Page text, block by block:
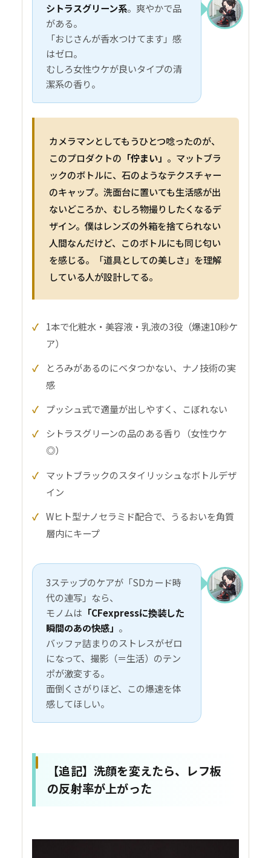
シトラスグリーン系。爽やかで品
がある。
「おじさんが香水つけてます」感
はゼロ。
むしろ女性ウケが良いタイプの清
潔系の香り。
カメラマンとしてもうひとつ唸ったのが、
このプロダクトの 「佇まい」 。マットブラ
ックのボトルに、石のようなテクスチャー
のキャップ。洗面台に置いても生活感が出
ないどころか、むしろ物撮りしたくなるデ
ザイン。僕はレンズの外箱を捨てられない
人間なんだけど、このボトルにも同じ匂い
を感じる。「道具としての美しさ」を理解
している人が設計してる。
1本で化粧水・美容液・乳液の3役（爆速10秒ケ
ア）
とろみがあるのにベタつかない、ナノ技術の実
感
プッシュ式で適量が出しやすく、こぼれない
シトラスグリーンの品のある香り（女性ウケ
◎）
マットブラックのスタイリッシュなボトルデザ
イン
Wヒト型ナノセラミド配合で、うるおいを角質
層内にキープ
3ステップのケアが「SDカード時
代の連写」なら、
モノムは 「CFexpressに換装した
瞬間のあの快感」 。
バッファ詰まりのストレスがゼロ
になって、撮影（＝生活）のテン
ポが激変する。
面倒くさがりほど、この爆速を体
感してほしい。
【追記】洗顔を変えたら、レフ板
の反射率が上がった